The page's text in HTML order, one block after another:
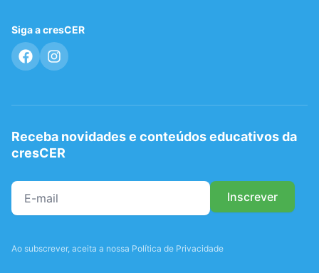
Siga a cresCER
Receba novidades e conteúdos educativos da
cresCER
Ao subscrever, aceita a nossa Política de Privacidade